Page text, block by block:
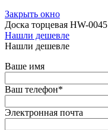
Закрыть окно
Доска торцевая HW-0045
Нашли дешевле
Нашли дешевле
Ваше имя
Ваш телефон*
Электронная почта